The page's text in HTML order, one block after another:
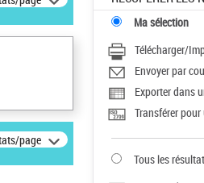
page
Ma sélection
Télécharger/
Envoyer par
Exporter dans
Transférer pour
Tous les